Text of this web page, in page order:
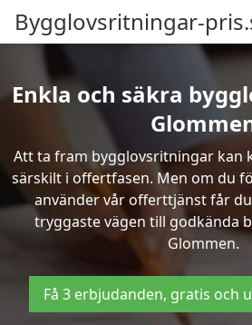
Bygglovsritningar-
Enkla och säkra
Att ta fram bygglovsritningar kan
särskilt i offertfasen. Men om du
använder vår offerttjänst får
tryggaste vägen till godkända
Glommen.
Få 3 erbjudanden, gratis och